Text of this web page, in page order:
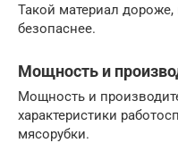
Такой материал
безопаснее.
Мощность и
Мощность и
характеристики
мясорубки.